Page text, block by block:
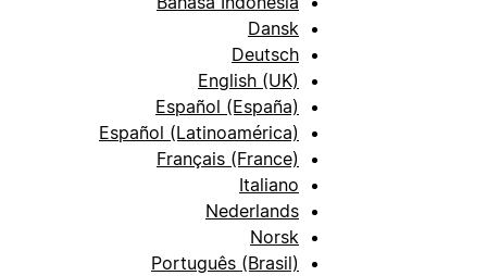
Dansk
Deutsch
English (UK)
Español (España)
Español (Latinoamérica)
Français (France)
Italiano
Nederlands
Norsk
Português (Brasil)